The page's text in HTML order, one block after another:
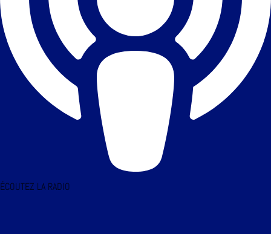
ÉCOUTEZ LA RADIO